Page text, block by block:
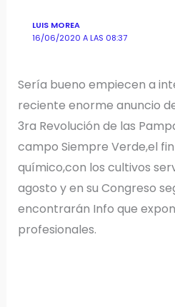
LUIS MOREA
16/06/2020 A LAS 08:37
Sería bueno empiecen a
reciente enorme anuncio
3ra Revolución de las
campo Siempre Verde,el
químico,con los cultivos
agosto y en su Congreso
encontrarán Info que
profesionales.